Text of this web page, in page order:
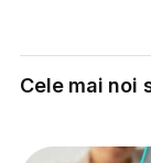
Cele mai noi